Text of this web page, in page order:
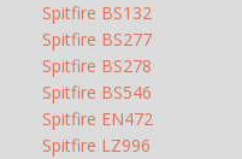
Spitfire BS132
Spitfire BS277
Spitfire BS278
Spitfire BS546
Spitfire EN472
Spitfire LZ996